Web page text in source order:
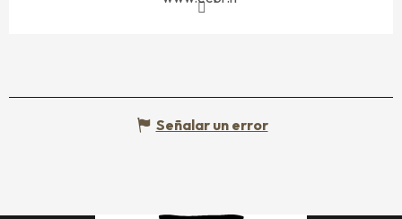
Señalar un error